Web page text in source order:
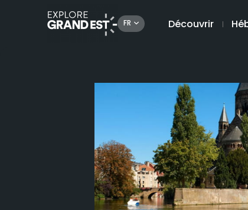
FR Découvrir